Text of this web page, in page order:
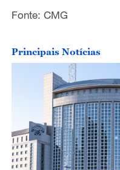
Fonte: CMG
Principais Notícias